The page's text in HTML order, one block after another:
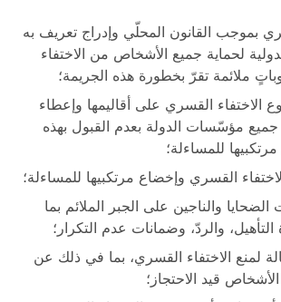
بموجب القانون المحلّي وإدراج تعريف به
لحماية جميع الأشخاص من الاختفاء
ملائمة تقرّ بخطورة هذه الجريمة؛
الاختفاء القسري على أقاليمها وإعطاء
مؤسّسات الدولة بعدم القبول بهذه
للمساءلة؛
القسري وإخضاع مرتكبيها للمساءلة؛
والناجين على الجبر الملائم بما
والردّ، وضمانات عدم التكرار؛
لمنع الاختفاء القسري، بما في ذلك عن
قيد الاحتجاز؛